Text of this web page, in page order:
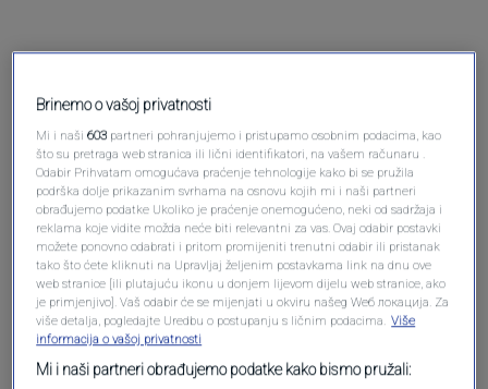
Oglas
Brinemo o vašoj privatnosti
Mi i naši603 partneri pohranjujemo i pristupamo osobnim podacima, kao
što su pretraga web stranica ili lični identifikatori, na vašem računaru .
Odabir Prihvatam omogućava praćenje tehnologije kako bi se pružila
podrška dolje prikazanim svrhama na osnovu kojih mi i naši partneri
obrađujemo podatke Ukoliko je praćenje onemogućeno, neki od sadržaja i
reklama koje vidite možda neće biti relevantni za vas. Ovaj odabir postavki
možete ponovno odabrati i pritom promijeniti trenutni odabir ili pristanak
tako što ćete kliknuti na Upravljaj željenim postavkama link na dnu ove
web stranice [ili plutajuću ikonu u donjem lijevom dijelu web stranice, ako
je primjenjivo]. Vaš odabir će se mijenjati u okviru našeg Wеб локација. Za
više detalja, pogledajte Uredbu o postupanju s ličnim podacima. Više
informacija o vašoj privatnosti
Mi i naši partneri obrađujemo podatke kako bismo pružali: